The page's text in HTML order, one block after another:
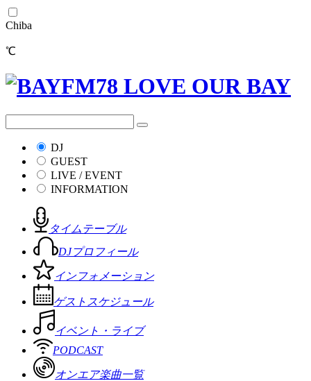
Chiba
℃
DJ
GUEST
LIVE / EVENT
INFORMATION
タイムテーブル
DJプロフィール
インフォメーション
ゲストスケジュール
イベント・ライブ
PODCAST
オンエア楽曲一覧